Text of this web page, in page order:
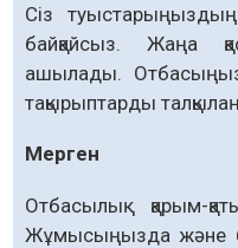
Сіз туыстарыңыздың
байқайсыз. Жаңа
ашылады.
тақырыптарды
Мерген
Отбасылық қарым-
Жұмысыңызда және